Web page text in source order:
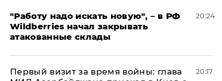
"Работу надо искать новую", – в РФ
Wildberries начал закрывать
атакованные склады
20:24
Первый визит за время войны: глава
20:17